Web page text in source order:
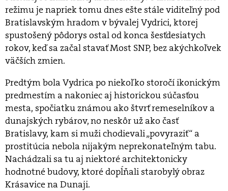
režimu je napriek tomu dnes ešte stále viditeľný pod
Bratislavským hradom v bývalej Vydrici, ktorej
spustošený pôdorys ostal od konca šesťdesiatych
rokov, keď sa začal stavať Most SNP, bez akýchkoľvek
väčších zmien.
Predtým bola Vydrica po niekoľko storočí ikonickým
predmestím a nakoniec aj historickou súčasťou
mesta, spočiatku známou ako štvrť remeselníkov a
dunajských rybárov, no neskôr už ako časť
Bratislavy, kam si muži chodievali „povyraziť“ a
prostitúcia nebola nijakým neprekonateľným tabu.
Nachádzali sa tu aj niektoré architektonicky
hodnotné budovy, ktoré dopĺňali starobylý obraz
Krásavice na Dunaji.